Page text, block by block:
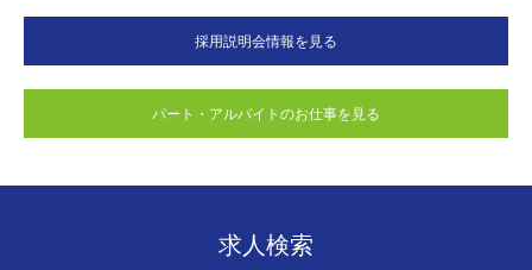
採用説明会情報を見る
パート・アルバイトのお仕事を見る
求人検索